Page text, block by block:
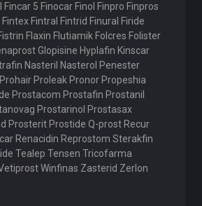
Fincar 5 Finocar Finol Finpro Finpros
Fintral Fintrid Finural Firide
Flaxin Flutiamik Folcres Folister
Glopisine Hyplafin Kinscar
Nasteril Nasterol Penester
Proleak Pronor Propeshia
Prostacom Prostafin Prostanil
Prostarinol Prostasax
Prosterit Prostide Q-prost Recur
Renacidin Reprostom Sterakfin
Tealep Tensen Tricofarma
Winfinas Zasterid Zerlon